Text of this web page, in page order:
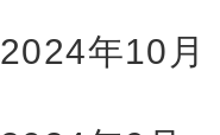
2024年10月